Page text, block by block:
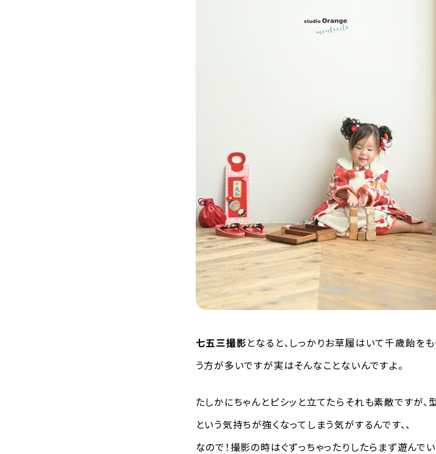
七五三撮影となると、しっかりお草履はいて千歳飴を
う方が多いですが実はそんなことないんですよ。
たしかにちゃんとピシッと立てたらそれも素敵ですが
という気持ちが強くなってしまう気がするんです、、
なので！撮影の時はぐずっちゃったりしたらまず遊ん